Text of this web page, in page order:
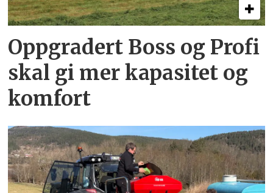
Oppgradert Boss og Profi
skal gi mer kapasitet og
komfort